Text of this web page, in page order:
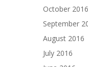
October 2016
September
August 2016
July 2016